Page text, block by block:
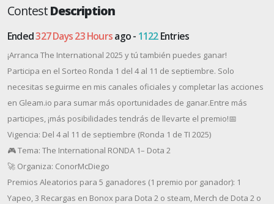
ContestDescription
Ended327 Days 23 Hoursago - 1122Entries
¡Arranca The International 2025 y tú también puedes ganar!
Participa en el Sorteo Ronda 1 del 4 al 11 de septiembre. Solo
necesitas seguirme en mis canales oficiales y completar las acciones
en Gleam.io para sumar más oportunidades de ganar.Entre más
participes, ¡más posibilidades tendrás de llevarte el premio!📅
Vigencia: Del 4 al 11 de septiembre (Ronda 1 de TI 2025)
🎮 Tema: The International RONDA 1– Dota 2
🚀 Organiza: ConorMcDiego
Premios Aleatorios para 5 ganadores (1 premio por ganador): 1
Yapeo, 3 Recargas en Bonox para Dota 2 o steam, Merch de Dota 2 o